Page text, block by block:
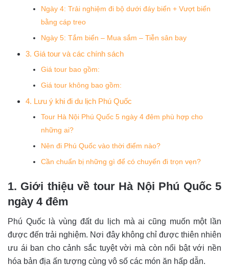
Ngày 4: Trải nghiệm đi bộ dưới đáy biển + Vượt biển
bằng cáp treo
Ngày 5: Tắm biển – Mua sắm – Tiễn sân bay
3. Giá tour và các chính sách
Giá tour bao gồm:
Giá tour không bao gồm:
4. Lưu ý khi đi du lịch Phú Quốc
Tour Hà Nội Phú Quốc 5 ngày 4 đêm phù hợp cho
những ai?
Nên đi Phú Quốc vào thời điểm nào?
Cần chuẩn bị những gì để có chuyến đi trọn vẹn?
1. Giới thiệu về tour Hà Nội Phú Quốc 5
ngày 4 đêm
Phú Quốc là vùng đất du lịch mà ai cũng muốn một lần
được đến trải nghiệm. Nơi đây không chỉ được thiên nhiên
ưu ái ban cho cảnh sắc tuyệt vời mà còn nổi bật với nền
hóa bản địa ấn tượng cùng vô số các món ăn hấp dẫn.